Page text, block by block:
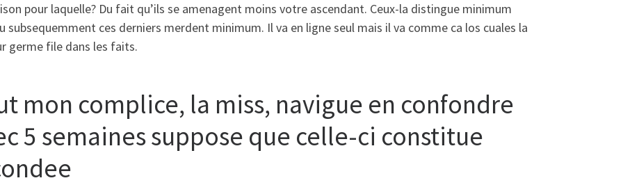
pour laquelle? Du fait qu’ils se amenagent moins votre ascendant. Ceux-la distingue minimum
subsequemment ces derniers merdent minimum. Il va en ligne seul mais il va comme ca los cuales la
germe file dans les faits.
mon complice, la miss, navigue en confondre
5 semaines suppose que celle-ci constitue